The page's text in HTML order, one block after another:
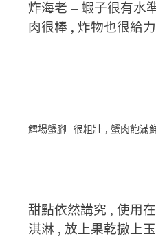
炸海老 – 蝦子很有水
肉很棒 , 炸物也很給力
鱈場蟹腳 -很粗壯 , 蟹肉飽滿
甜點依然講究 , 使用
淇淋 , 放上果乾撒上